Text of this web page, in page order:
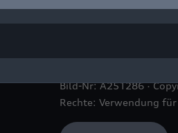
Anne-Suse Enßle(l.),
Bild-Nr: A251286 ·
Rechte: Verwendung